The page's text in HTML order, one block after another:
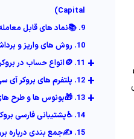
Capital)
9. 📚نماد های قابل معامله در بروکر آی سی ام تریدر📚
10. روش های واریز و برداشت بروکر آی سی ام کپیتال
11. 🪙انواع حساب در بروکر آی سی ام کپیتال (ICMCapital) +
12. پلتفرم های بروکر آی سی ام کپیتال (ICM Capital) +
13. 🎁بونوس ها و طرح های تشویقی بروکر آی سی ام کپیتال +
14. ♿️پشتیبانی فارسی بروکر آی سی ام کپیتال